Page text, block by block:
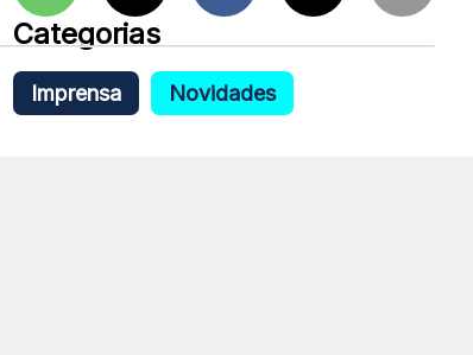
Categorias
Imprensa Novidades